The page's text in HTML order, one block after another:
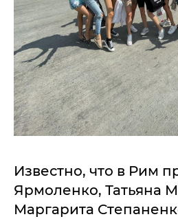
Известно, что в Рим
Ярмоленко, Татьяна
Маргарита